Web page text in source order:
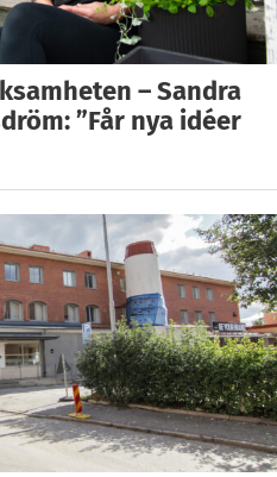
– Sandra
”Får nya idéer